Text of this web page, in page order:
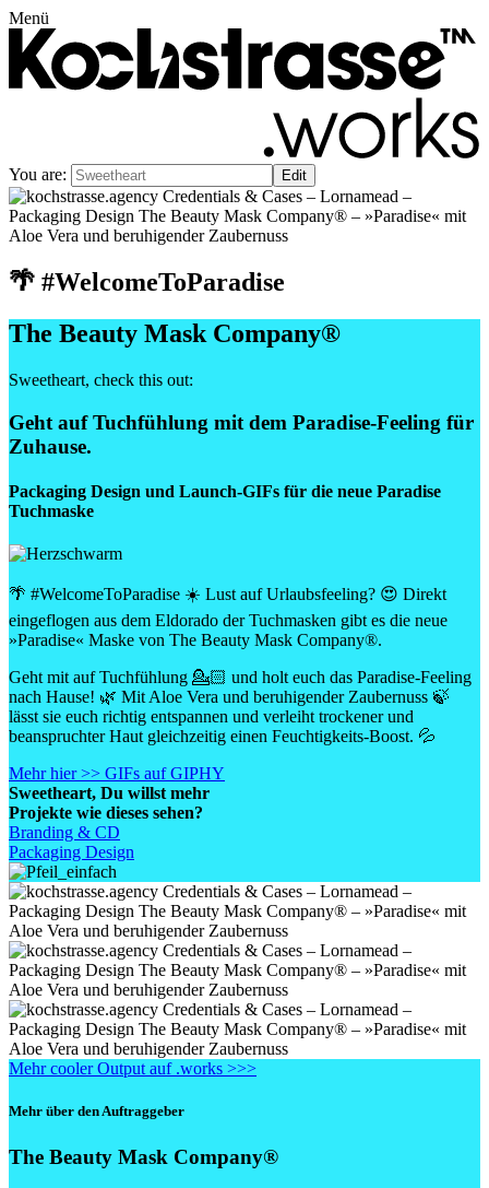
Menü
You are:
🌴 #WelcomeToParadise
The Beauty Mask Company®
Sweetheart, check this out:
Geht auf Tuchfühlung mit dem Paradise-Feeling für
Zuhause.
Packaging Design und Launch-GIFs für die neue Paradise
Tuchmaske
🌴 #WelcomeToParadise ☀️ Lust auf Urlaubsfeeling? 😍 Direkt
eingeflogen aus dem Eldorado der Tuchmasken gibt es die neue
»Paradise« Maske von The Beauty Mask Company®.
Geht mit auf Tuchfühlung 💁🏻 und holt euch das Paradise-Feeling
nach Hause! 🌿 Mit Aloe Vera und beruhigender Zaubernuss 🍃
lässt sie euch richtig entspannen und verleiht trockener und
beanspruchter Haut gleichzeitig einen Feuchtigkeits-Boost. 💦
Mehr hier >> GIFs auf GIPHY
Sweetheart, Du willst mehr
Projekte wie dieses sehen?
Branding & CD
Packaging Design
Mehr cooler Output auf .works >>>
Mehr über den Auftraggeber
The Beauty Mask Company®